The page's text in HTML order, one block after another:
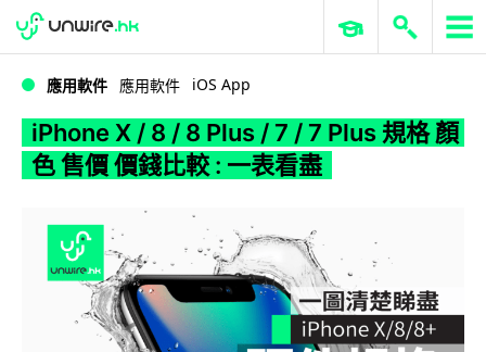
WWDC 2026 ERP 與商業 AI
應用軟件 應用軟件 iOS App
iPhone X / 8 / 8 Plus / 7 / 7 Plus 規格 顏
色 售價 價錢比較 : 一表看盡